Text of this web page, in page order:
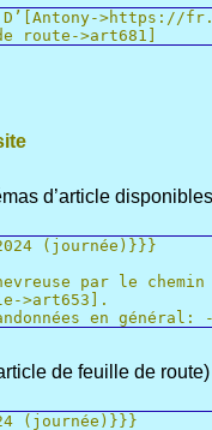
>https://
route->art681]
d’article
(journée)}}}
par le chemin
>art653].
en général:
de feuille de
(journée)}}}